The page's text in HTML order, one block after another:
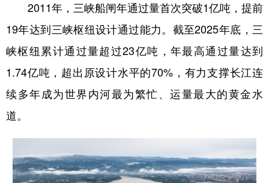
2011年，三峡船闸年通过量首次突破1亿吨，提前
19年达到三峡枢纽设计通过能力。截至2025年底，三
峡枢纽累计通过量超过23亿吨，年最高通过量达到
1.74亿吨，超出原设计水平的70%，有力支撑长江连
续多年成为世界内河最为繁忙、运量最大的黄金水
道。